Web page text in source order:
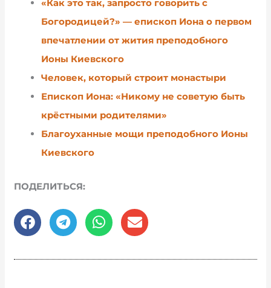
«Как это так, запросто говорить с
Богородицей?» — епископ Иона о первом
впечатлении от жития преподобного
Ионы Киевского
Человек, который строит монастыри
Епископ Иона: «Никому не советую быть
крёстными родителями»
Благоуханные мощи преподобного Ионы
Киевского
ПОДЕЛИТЬСЯ: